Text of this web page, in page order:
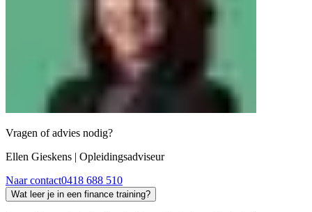
Vragen of advies nodig?
Ellen Gieskens | Opleidingsadviseur
Naar contact0418 688 510
Wat leer je in een finance training?